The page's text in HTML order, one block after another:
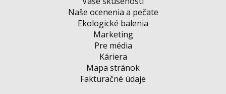
Naše ocenenia a pečate
Ekologické balenia
Marketing
Pre média
Káriera
Mapa stránok
Fakturačné údaje